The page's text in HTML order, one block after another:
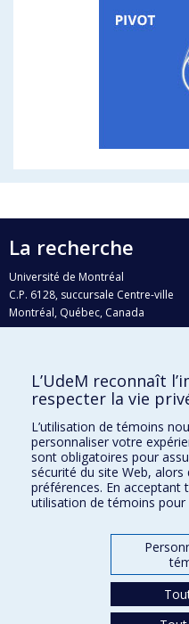
La recherche
Université de Montréal
C.P. 6128, succursale Centre-ville
Montréal, Québec, Canada
H3C 3J7
Qui fait quoi?
Nous trouver
Plan du site
Accessibilité
L’UdeM reconnaît
respecter la vie
L’utilisation de témoins
personnaliser votre
sont obligatoires pour
sécurité du site Web, alors
préférences. En
utilisation de témoins